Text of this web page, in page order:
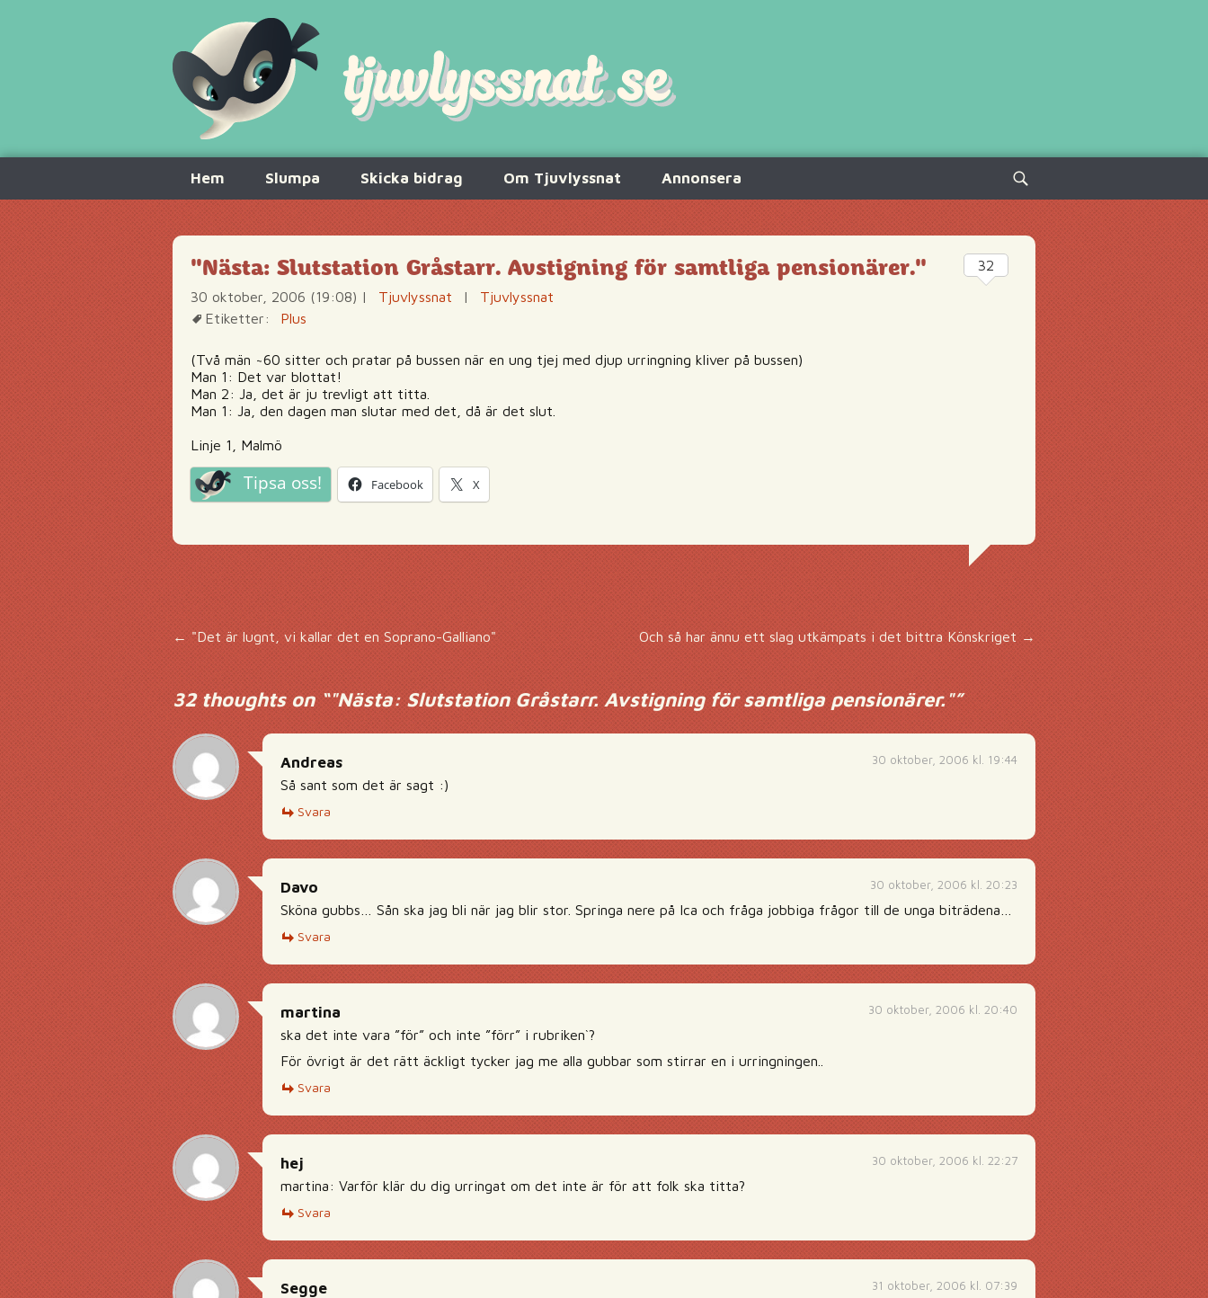
innehåll
Hem Slumpa Skicka bidrag Om Tjuvlyssnat Annonsera
Sök
efter:
"Nästa: Slutstation Gråstarr. Avstigning för samtliga pensionärer."
30 oktober, 2006 (19:08) | Tjuvlyssnat |
Tjuvlyssnat
Etiketter:
Plus
(Två män ~60 sitter och pratar på bussen när en ung tjej med djup urringning kliver på bussen)
Man 1: Det var blottat!
Man 2: Ja, det är ju trevligt att titta.
Man 1: Ja, den dagen man slutar med det, då är det slut.
Linje 1, Malmö
Tipsa oss! Facebook X
32
Inläggsnavigering
←"Det är lugnt, vi kallar det en Soprano-Galliano" Och så har ännu ett slag utkämpats i det bittra Könskriget →
32 thoughts on “"Nästa: Slutstation Gråstarr. Avstigning för samtliga pensionärer."”
30 oktober, 2006 kl. 19:44
Andreas
Så sant som det är sagt :)
Svara
30 oktober, 2006 kl. 20:23
Davo
Sköna gubbs… Sån ska jag bli när jag blir stor. Springa nere på Ica och fråga jobbiga frågor till de unga biträdena…
Svara
30 oktober, 2006 kl. 20:40
martina
ska det inte vara ”för” och inte ”förr” i rubriken`?
För övrigt är det rätt äckligt tycker jag me alla gubbar som stirrar en i urringningen..
Svara
30 oktober, 2006 kl. 22:27
hej
martina: Varför klär du dig urringat om det inte är för att folk ska titta?
Svara
31 oktober, 2006 kl. 07:39
Segge